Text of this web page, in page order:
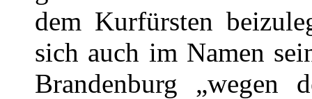
dem Kurfürsten
sich auch im Namen
Brandenburg „wegen